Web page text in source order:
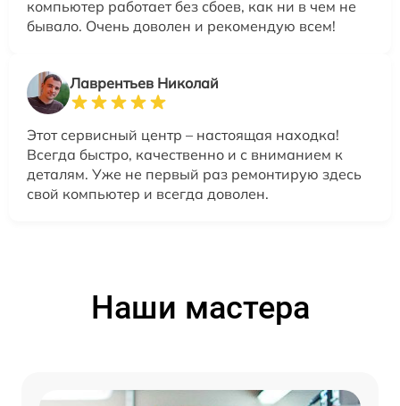
компьютер работает без сбоев, как ни в чем не
бывало. Очень доволен и рекомендую всем!
Лаврентьев Николай
Этот сервисный центр – настоящая находка!
Всегда быстро, качественно и с вниманием к
деталям. Уже не первый раз ремонтирую здесь
свой компьютер и всегда доволен.
Наши мастера